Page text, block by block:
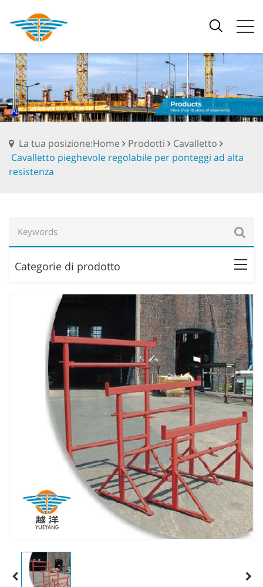
La tua posizione:Home Prodotti
Cavalletto
Cavalletto pieghevole regolabile per ponteggi ad alta
resistenza
Categorie di prodotto